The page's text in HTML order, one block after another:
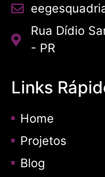
Rua Dídio
- PR
Links
Home
Projetos
Blog